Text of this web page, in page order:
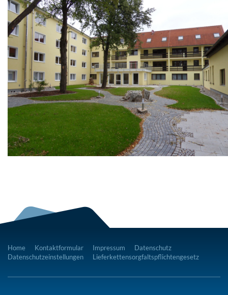
Home Kontaktformular Impressum
Datenschutz
Datenschutzeinstellungen
Lieferkettensorgfaltspflichtengesetz